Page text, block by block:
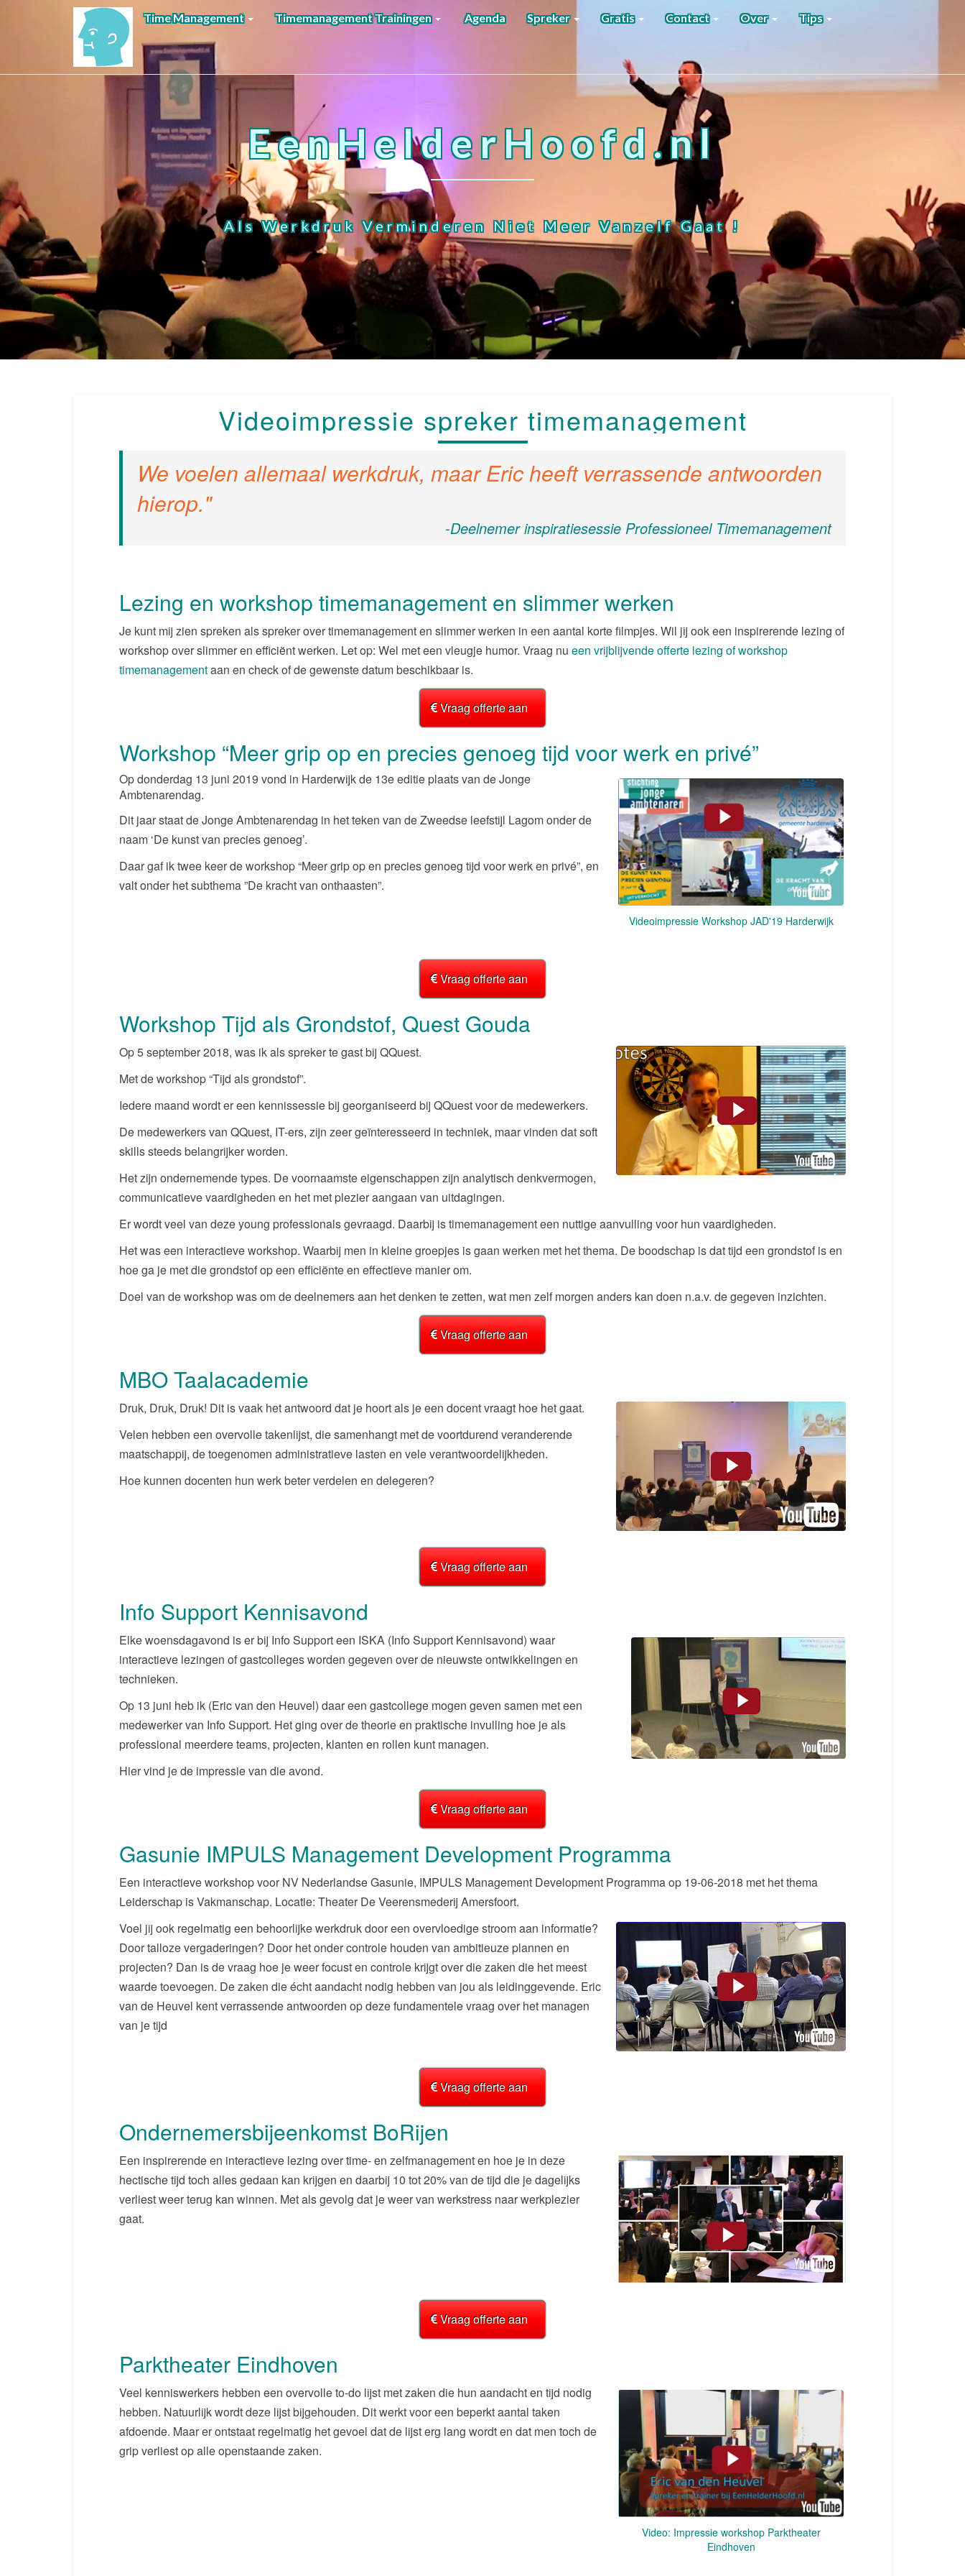
Time Management Timemanagement Trainingen Agenda Spreker Gratis Contact Over Tips
EenHelderHoofd.nl
Als Werkdruk Verminderen Niet Meer Vanzelf Gaat !
SPREKER
TIMEMANAGEMENT
Videoimpressie spreker timemanagement
We voelen allemaal werkdruk, maar Eric heeft verrassende antwoorden
hierop.
-Deelnemer inspiratiesessie Professioneel Timemanagement
Lezing en workshop timemanagement en slimmer werken
Je kunt mij zien spreken als spreker over timemanagement en slimmer werken in een aantal korte filmpjes. Wil jij ook een inspirerende lezing of
workshop over slimmer en efficiënt werken. Let op: Wel met een vleugje humor. Vraag nu een vrijblijvende offerte lezing of workshop
timemanagementaan en check of de gewenste datum beschikbaar is.
Vraag offerte aan
Workshop “Meer grip op en precies genoeg tijd voor werk en privé”
Videoimpressie Workshop JAD'19 Harderwijk
Op donderdag 13 juni 2019 vond in Harderwijk de 13e editie plaats van de Jonge
Ambtenarendag.
Dit jaar staat de Jonge Ambtenarendag in het teken van de Zweedse leefstijl Lagom onder de
naam ‘De kunst van precies genoeg’.
Daar gaf ik twee keer de workshop “Meer grip op en precies genoeg tijd voor werk en privé”, en
valt onder het subthema ”De kracht van onthaasten”.
Vraag offerte aan
Workshop Tijd als Grondstof, Quest Gouda
Op 5 september 2018, was ik als spreker te gast bij QQuest.
Met de workshop “Tijd als grondstof”.
Iedere maand wordt er een kennissessie bij georganiseerd bij QQuest voor de medewerkers.
De medewerkers van QQuest, IT-ers, zijn zeer geïnteresseerd in techniek, maar vinden dat soft
skills steeds belangrijker worden.
Het zijn ondernemende types. De voornaamste eigenschappen zijn analytisch denkvermogen,
communicatieve vaardigheden en het met plezier aangaan van uitdagingen.
Er wordt veel van deze young professionals gevraagd. Daarbij is timemanagement een nuttige aanvulling voor hun vaardigheden.
Het was een interactieve workshop. Waarbij men in kleine groepjes is gaan werken met het thema. De boodschap is dat tijd een grondstof is en
hoe ga je met die grondstof op een efficiënte en effectieve manier om.
Doel van de workshop was om de deelnemers aan het denken te zetten, wat men zelf morgen anders kan doen n.a.v. de gegeven inzichten.
Vraag offerte aan
MBO Taalacademie
Druk, Druk, Druk! Dit is vaak het antwoord dat je hoort als je een docent vraagt hoe het gaat.
Velen hebben een overvolle takenlijst, die samenhangt met de voortdurend veranderende
maatschappij, de toegenomen administratieve lasten en vele verantwoordelijkheden.
Hoe kunnen docenten hun werk beter verdelen en delegeren?
Vraag offerte aan
Info Support Kennisavond
Elke woensdagavond is er bij Info Support een ISKA (Info Support Kennisavond) waar
interactieve lezingen of gastcolleges worden gegeven over de nieuwste ontwikkelingen en
technieken.
Op 13 juni heb ik (Eric van den Heuvel) daar een gastcollege mogen geven samen met een
medewerker van Info Support. Het ging over de theorie en praktische invulling hoe je als
professional meerdere teams, projecten, klanten en rollen kunt managen.
Hier vind je de impressie van die avond.
Vraag offerte aan
Gasunie IMPULS Management Development Programma
Een interactieve workshop voor NV Nederlandse Gasunie, IMPULS Management Development Programma op 19-06-2018 met het thema
Leiderschap is Vakmanschap. Locatie: Theater De Veerensmederij Amersfoort.
Voel jij ook regelmatig een behoorlijke werkdruk door een overvloedige stroom aan informatie?
Door talloze vergaderingen? Door het onder controle houden van ambitieuze plannen en
projecten? Dan is de vraag hoe je weer focust en controle krijgt over die zaken die het meest
waarde toevoegen. De zaken die écht aandacht nodig hebben van jou als leidinggevende. Eric
van de Heuvel kent verrassende antwoorden op deze fundamentele vraag over het managen
van je tijd
Vraag offerte aan
Ondernemersbijeenkomst BoRijen
Een inspirerende en interactieve lezing over time- en zelfmanagement en hoe je in deze
hectische tijd toch alles gedaan kan krijgen en daarbij 10 tot 20% van de tijd die je dagelijks
verliest weer terug kan winnen. Met als gevolg dat je weer van werkstress naar werkplezier
gaat.
Vraag offerte aan
Parktheater Eindhoven
Video: Impressie workshop Parktheater
Eindhoven
Veel kenniswerkers hebben een overvolle to-do lijst met zaken die hun aandacht en tijd nodig
hebben. Natuurlijk wordt deze lijst bijgehouden. Dit werkt voor een beperkt aantal taken
afdoende. Maar er ontstaat regelmatig het gevoel dat de lijst erg lang wordt en dat men toch de
grip verliest op alle openstaande zaken.